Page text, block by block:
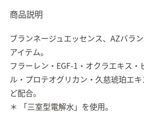
商品説明
ブランネージュエッセンス、AZバラ
アイテム。
フラーレン・EGF-1・オクラエキス・
ル・プロテオグリカン・久慈琥珀エ
ど配合。
＊ 「三室型電解水」を使用。